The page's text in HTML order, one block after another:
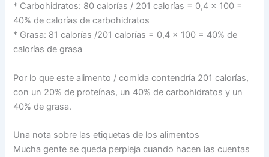
* Carbohidratos: 80 calorías / 201 calorías = 0,4 x 100 =
40% de calorías de carbohidratos
* Grasa: 81 calorías /201 calorías = 0,4 x 100 = 40% de
calorías de grasa
Por lo que este alimento / comida contendría 201 calorías,
con un 20% de proteínas, un 40% de carbohidratos y un
40% de grasa.
Una nota sobre las etiquetas de los alimentos
Mucha gente se queda perpleja cuando hacen las cuentas